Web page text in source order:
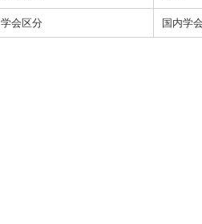
学会区分 国内学会